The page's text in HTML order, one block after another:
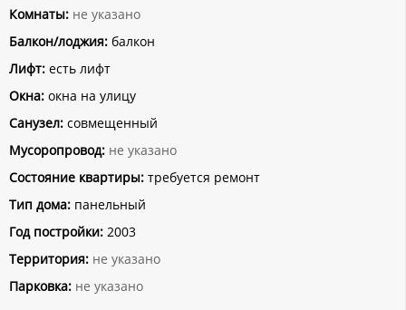
Комнаты: не указано
Балкон/лоджия: балкон
Лифт: есть лифт
Окна: окна на улицу
Санузел: совмещенный
Мусоропровод: не указано
Состояние квартиры: требуется ремонт
Тип дома: панельный
Год постройки: 2003
Территория: не указано
Парковка: не указано